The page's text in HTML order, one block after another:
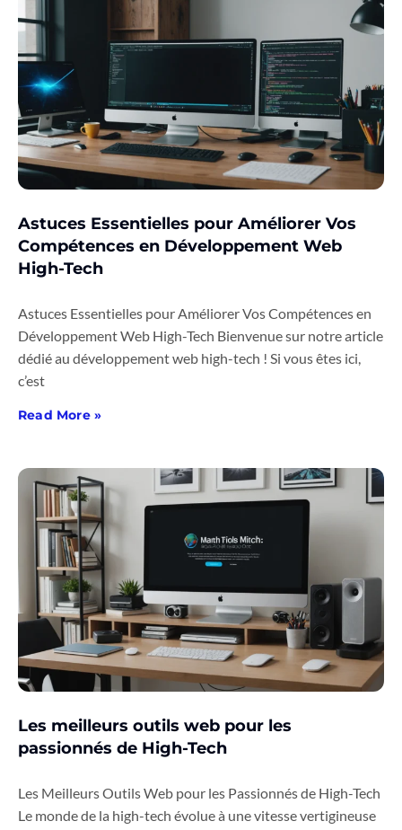
Astuces Essentielles pour Améliorer Vos
Compétences en Développement Web
High-Tech
Astuces Essentielles pour Améliorer Vos Compétences en
Développement Web High-Tech Bienvenue sur notre article
dédié au développement web high-tech ! Si vous êtes ici,
c’est
Read More »
Les meilleurs outils web pour les
passionnés de High-Tech
Les Meilleurs Outils Web pour les Passionnés de High-Tech
Le monde de la high-tech évolue à une vitesse vertigineuse